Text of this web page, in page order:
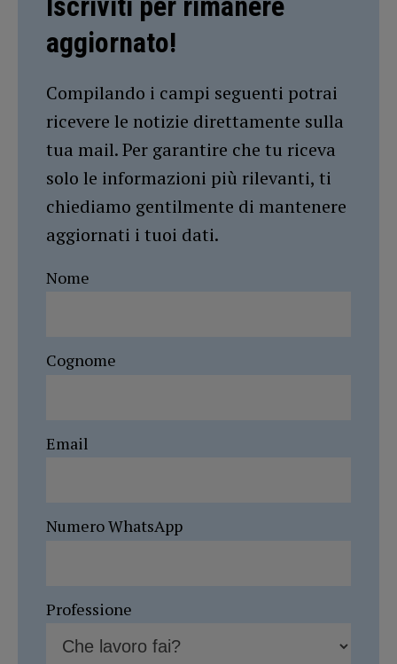
aggiornato!
Compilando i campi seguenti potrai
ricevere le notizie direttamente sulla
tua mail. Per garantire che tu riceva
solo le informazioni più rilevanti, ti
chiediamo gentilmente di mantenere
aggiornati i tuoi dati.
Nome
Cognome
Email
Numero WhatsApp
Professione